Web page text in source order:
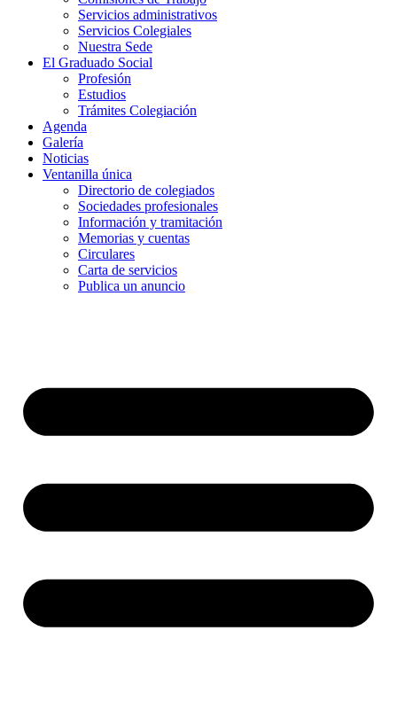
Servicios administrativos
Servicios Colegiales
Nuestra Sede
El Graduado Social
Profesión
Estudios
Trámites Colegiación
Agenda
Galería
Noticias
Ventanilla única
Directorio de colegiados
Sociedades profesionales
Información y tramitación
Memorias y cuentas
Circulares
Carta de servicios
Publica un anuncio